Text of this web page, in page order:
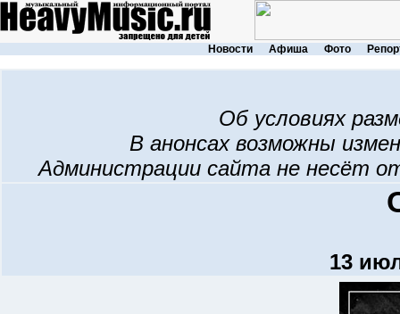
Новости Афиша Фото
Об условиях
В анонсах возможны
Администрации сайта не несёт
13